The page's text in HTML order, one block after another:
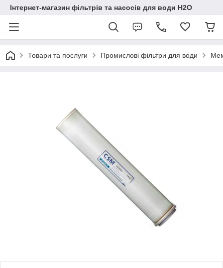
Інтернет-магазин фільтрів та насосів для води H2O
Товари та послуги Промислові фільтри для води